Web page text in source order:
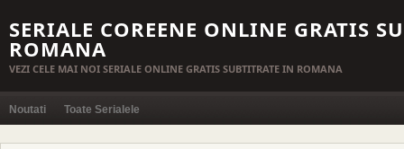
SERIALE COREENE ONLINE GRATIS
ROMANA
VEZI CELE MAI NOI SERIALE ONLINE GRATIS SUBTITRATE IN ROMANA
Noutati Toate Serialele